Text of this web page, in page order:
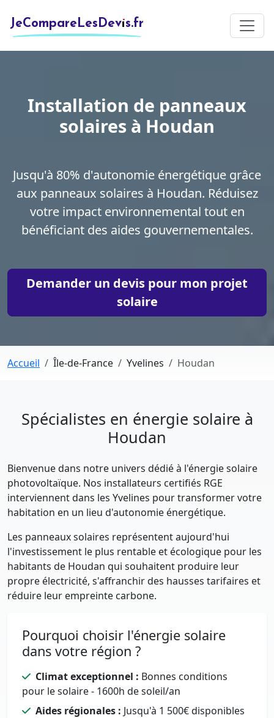
JeCompareLesDevis.fr
Installation de panneaux
solaires à Houdan
Jusqu'à 80% d'autonomie énergétique grâce
aux panneaux solaires à Houdan. Réduisez
votre impact environnemental tout en
bénéficiant des aides gouvernementales.
Demander un devis pour mon projet
solaire
Accueil Île-de-France Yvelines Houdan
Spécialistes en énergie solaire à
Houdan
Bienvenue dans notre univers dédié à l'énergie solaire
photovoltaïque. Nos installateurs certifiés RGE
interviennent dans les Yvelines pour transformer votre
habitation en un lieu d'autonomie énergétique.
Les panneaux solaires représentent aujourd'hui
l'investissement le plus rentable et écologique pour les
habitants de Houdan qui souhaitent produire leur
propre électricité, s'affranchir des hausses tarifaires et
réduire leur empreinte carbone.
Pourquoi choisir l'énergie solaire
dans votre région ?
Climat exceptionnel : Bonnes conditions
pour le solaire - 1600h de soleil/an
Aides régionales : Jusqu'à 1 500€ disponibles